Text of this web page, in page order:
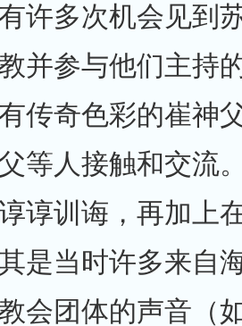
许多次机会见到
并参与他们主持
传奇色彩的崔神
等人接触和交流
谆训诲，再加上
是当时许多来自
会团体的声音（